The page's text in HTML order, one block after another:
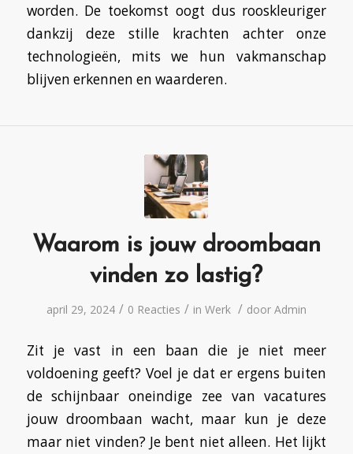
worden. De toekomst oogt dus rooskleuriger
dankzij deze stille krachten achter onze
technologieën, mits we hun vakmanschap
blijven erkennen en waarderen.
Waarom is jouw droombaan
vinden zo lastig?
april 29, 2024 / 0 Reacties / in Werk / door Admin
Zit je vast in een baan die je niet meer
voldoening geeft? Voel je dat er ergens buiten
de schijnbaar oneindige zee van vacatures
jouw droombaan wacht, maar kun je deze
maar niet vinden? Je bent niet alleen. Het lijkt